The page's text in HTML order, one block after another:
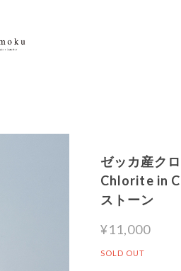
ゼッカ産ク
Chlorite in
ストーン
¥11,000
SOLD OUT